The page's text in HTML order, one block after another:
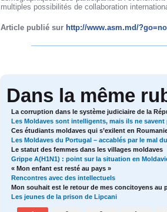
multiples possibilités de collaboration
Article publié sur http://www.asm.md/
Dans la même
La corruption dans le système judiciaire de la
Les Moldaves sont intelligents, mais ils ne savent
Ces étudiants moldaves qui s’exilent en
Les Moldaves du Portugal – accablés par le mal
Le statut des femmes dans les villages moldaves
Grippe A(H1N1) : point sur la situation en
« Mon enfant est resté au pays »
Rencontres avec des intellectuels
Mon souhait est le retour de mes concitoyens au
Les jeunes de la prison de Lipcani